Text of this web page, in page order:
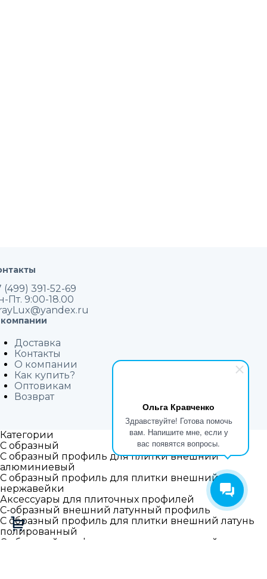
Ольга Кравченко
Здравствуйте! Готова помочь
вам. Напишите мне, если у
вас появятся вопросы.
(499) 391-52-69
Пт. 9:00-18.00
Доставка
Контакты
О компании
Как купить?
Оптовикам
Возврат
Категории
С образный
С образный профиль для плитки внешний
алюминиевый
С образный профиль для плитки внешний из
нержавейки
Аксессуары для плиточных профилей
С-образный внешний латунный профиль
С образный профиль для плитки внешний латунь
полированный
С образный профиль для плитки внешний латунь